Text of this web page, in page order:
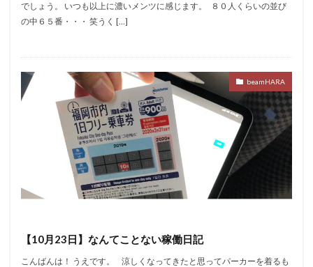
でしょう。 いつも以上に濃いメンツに感じます。 ８０人くらいの並び
の中６５番・・・ 笑うく […]
beamHARA
【10月23日】なんてことない稼働日記
こんばんは！ うえです。 涼しくなってきたと思ってパーカーを着るも